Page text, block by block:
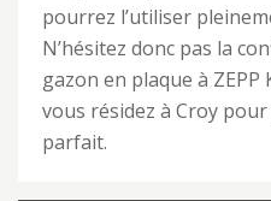
pourrez l’utiliser
N’hésitez donc pas la
gazon en plaque à ZEPP
vous résidez à Croy
parfait.